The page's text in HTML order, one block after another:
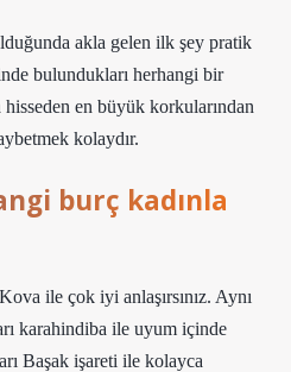
akla gelen ilk şey pratik
bulundukları herhangi bir
hisseden en büyük korkularından
kolaydır.
burç kadınla
ile çok iyi anlaşırsınız. Aynı
karahindiba ile uyum içinde
Başak işareti ile kolayca